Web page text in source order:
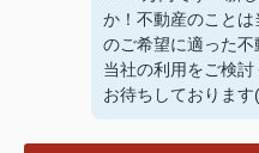
か！不動産のこと
のご希望に適った
当社の利用をご検
お待ちしております